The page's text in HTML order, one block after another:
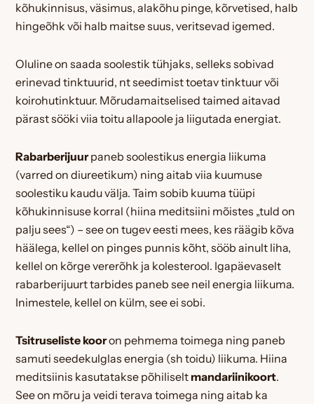
kõhukinnisus, väsimus, alakõhu pinge, kõrvetised, halb
hingeõhk või halb maitse suus, veritsevad igemed.
Oluline on saada soolestik tühjaks, selleks sobivad
erinevad tinktuurid, nt seedimist toetav tinktuur või
koirohutinktuur. Mõrudamaitselised taimed aitavad
pärast sööki viia toitu allapoole ja liigutada energiat.
Rabarberijuurpaneb soolestikus energia liikuma
(varred on diureetikum) ning aitab viia kuumuse
soolestiku kaudu välja. Taim sobib kuuma tüüpi
kõhukinnisuse korral (hiina meditsiini mõistes „tuld on
palju sees“) – see on tugev eesti mees, kes räägib kõva
häälega, kellel on pinges punnis kõht, sööb ainult liha,
kellel on kõrge vererõhk ja kolesterool. Igapäevaselt
rabarberijuurt tarbides paneb see neil energia liikuma.
Inimestele, kellel on külm, see ei sobi.
Tsitruseliste kooron pehmema toimega ning paneb
samuti seedekulglas energia (sh toidu) liikuma. Hiina
meditsiinis kasutatakse põhiliseltmandariinikoort.
See on mõru ja veidi terava toimega ning aitab ka